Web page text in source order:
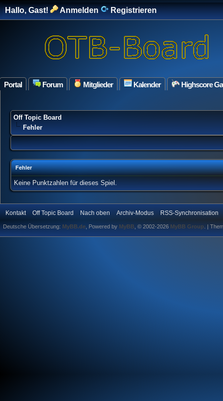
Hallo, Gast! Anmelden Registrieren
Portal Forum Mitglieder Kalender Highscore
Off Topic Board
Fehler
Fehler
Keine Punktzahlen für dieses Spiel.
Kontakt Off Topic Board Nach oben Archiv-Modus RSS-Synchronisation
Deutsche Übersetzung: MyBB.de , Powered by MyBB , © 2002-2026 MyBB Group |